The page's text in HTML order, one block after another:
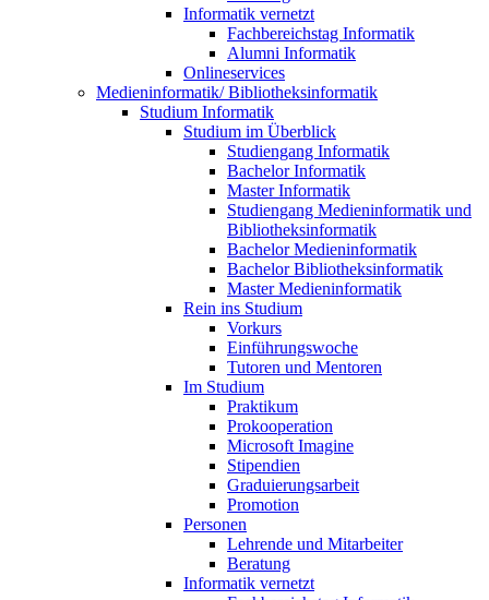
Informatik vernetzt
Fachbereichstag Informatik
Alumni Informatik
Onlineservices
Medieninformatik/ Bibliotheksinformatik
Studium Informatik
Studium im Überblick
Studiengang Informatik
Bachelor Informatik
Master Informatik
Studiengang Medieninformatik und
Bibliotheksinformatik
Bachelor Medieninformatik
Bachelor Bibliotheksinformatik
Master Medieninformatik
Rein ins Studium
Vorkurs
Einführungswoche
Tutoren und Mentoren
Im Studium
Praktikum
Prokooperation
Microsoft Imagine
Stipendien
Graduierungsarbeit
Promotion
Personen
Lehrende und Mitarbeiter
Beratung
Informatik vernetzt